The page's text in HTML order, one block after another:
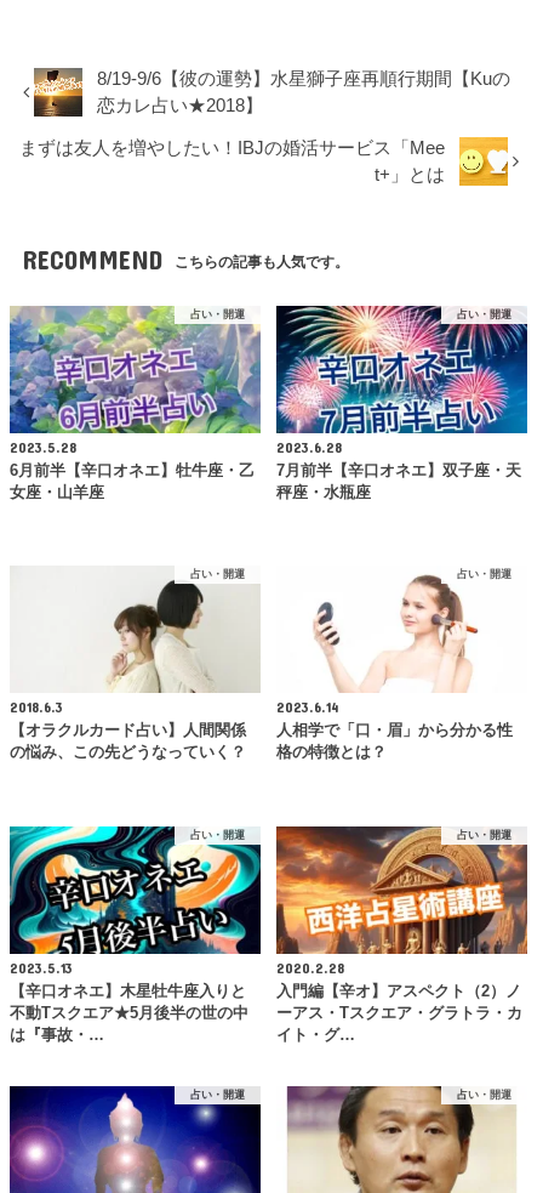
8/19-9/6【彼の運勢】水星獅子座再順行期間【Kuの
恋カレ占い★2018】
まずは友人を増やしたい！IBJの婚活サービス「Mee
t+」とは
RECOMMEND こちらの記事も人気です。
占い・開運
2023.5.28
6月前半【辛口オネエ】牡牛座・乙
女座・山羊座
占い・開運
2023.6.28
7月前半【辛口オネエ】双子座・天
秤座・水瓶座
占い・開運
2018.6.3
【オラクルカード占い】人間関係
の悩み、この先どうなっていく？
占い・開運
2023.6.14
人相学で「口・眉」から分かる性
格の特徴とは？
占い・開運
2023.5.13
【辛口オネエ】木星牡牛座入りと
不動Tスクエア★5月後半の世の中
は『事故・…
占い・開運
2020.2.28
入門編【辛オ】アスペクト（2）ノ
ーアス・Tスクエア・グラトラ・カ
イト・グ…
占い・開運 占い・開運